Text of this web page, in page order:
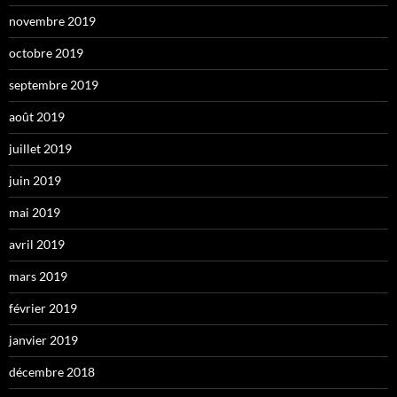
novembre 2019
octobre 2019
septembre 2019
août 2019
juillet 2019
juin 2019
mai 2019
avril 2019
mars 2019
février 2019
janvier 2019
décembre 2018